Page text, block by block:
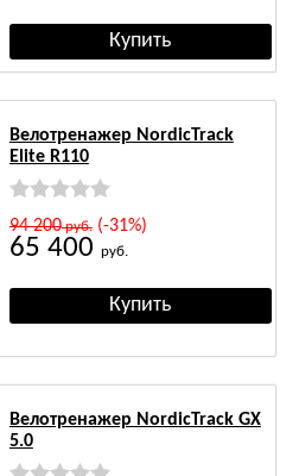
Велотренажер NordicTrack
Elite R110
94 200руб.(-31%)
65 400 руб.
Велотренажер NordicTrack GX
5.0